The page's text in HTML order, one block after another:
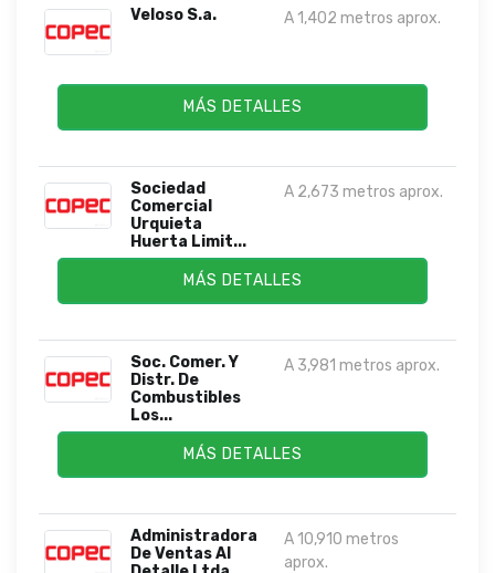
Veloso S.a. A 1,402 metros aprox.
MÁS DETALLES
Sociedad
Comercial
Urquieta
Huerta Limit...
A 2,673 metros aprox.
MÁS DETALLES
Soc. Comer. Y
Distr. De
Combustibles
Los...
A 3,981 metros aprox.
MÁS DETALLES
Administradora
De Ventas Al
A 10,910 metros
aprox.